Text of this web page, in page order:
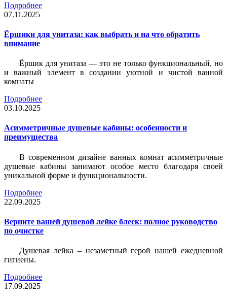
Подробнее
07.11.2025
Ёршики для унитаза: как выбрать и на что обратить
внимание
Ёршик для унитаза — это не только функциональный, но
и важный элемент в создании уютной и чистой ванной
комнаты
Подробнее
03.10.2025
Асимметричные душевые кабины: особенности и
преимущества
В современном дизайне ванных комнат асимметричные
душевые кабины занимают особое место благодаря своей
уникальной форме и функциональности.
Подробнее
22.09.2025
Верните вашей душевой лейке блеск: полное руководство
по очистке
Душевая лейка – незаметный герой нашей ежедневной
гигиены.
Подробнее
17.09.2025